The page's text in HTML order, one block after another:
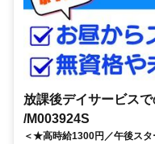
放課後デイサービス
/M003924S
＜★高時給1300円／午後ス